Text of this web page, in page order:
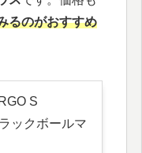
るのがおすすめ
S
ックボールマ